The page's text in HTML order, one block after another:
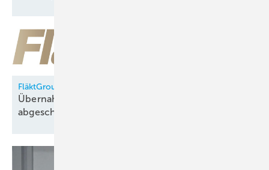
FläktGroup
Übernahme durch Samsung Electronics
abgeschlossen